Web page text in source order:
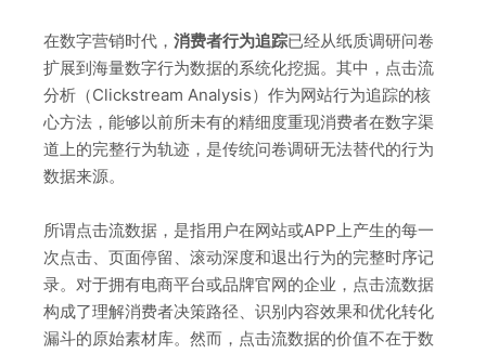
在数字营销时代， 消费者行为追踪已经从纸质调研问卷
扩展到海量数字行为数据的系统化挖掘。其中，点击流
分析（Clickstream Analysis）作为网站行为追踪的核
心方法，能够以前所未有的精细度重现消费者在数字渠
道上的完整行为轨迹，是传统问卷调研无法替代的行为
数据来源。
所谓点击流数据，是指用户在网站或APP上产生的每一
次点击、页面停留、滚动深度和退出行为的完整时序记
录。对于拥有电商平台或品牌官网的企业，点击流数据
构成了理解消费者决策路径、识别内容效果和优化转化
漏斗的原始素材库。然而，点击流数据的价值不在于数